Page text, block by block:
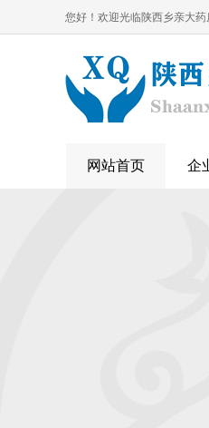
您好！欢迎光临陕西乡亲大
网站首页 企